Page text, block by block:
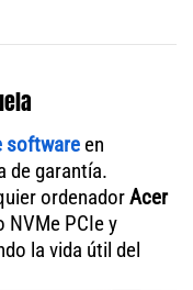
software en
de garantía.
ordenadorAcer
NVMe PCIe y
la vida útil del